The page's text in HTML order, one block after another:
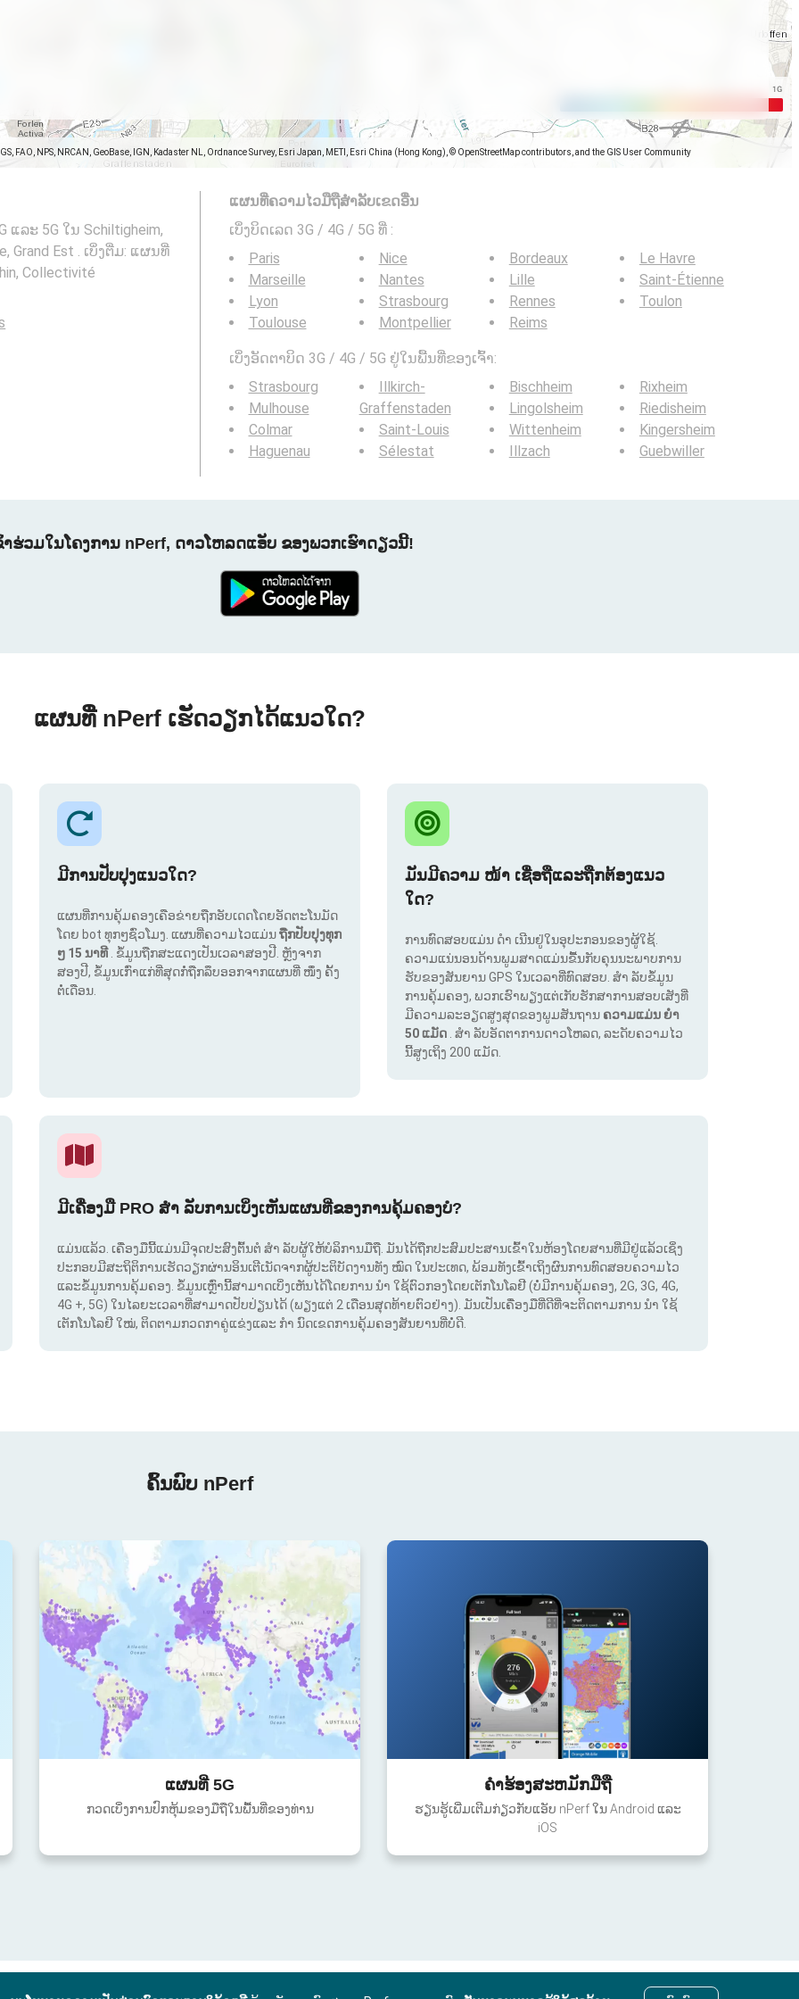
FAO, NPS, NRCAN, GeoBase, IGN, Kadaster NL, Ordnance Survey, Esri Japan, METI, Esri China (Hong Kong), © OpenStreetMap contributors, and the GIS User Community
ລະ 5G ໃນ Schiltigheim,
Grand Est . ເບິ່ງຕື່ມ: ແຜນທີ່
Collectivité
ແຜນທີ່ຄວາມໄວມືຖືສໍາລັບເຂດອື່ນ
ເບິ່ງບິດເລດ 3G / 4G / 5G ທີ່ :
Paris
Marseille
Lyon
Toulouse
Nice
Nantes
Strasbourg
Montpellier
Bordeaux
Lille
Rennes
Reims
Le Havre
Saint-Étienne
Toulon
ເບິ່ງອັດຕາບິດ 3G / 4G / 5G ຢູ່ໃນພື້ນທີ່ຂອງເຈົ້າ:
Strasbourg
Mulhouse
Colmar
Haguenau
Illkirch-
Graffenstaden
Saint-Louis
Sélestat
Bischheim
Lingolsheim
Wittenheim
Illzach
Rixheim
Riedisheim
Kingersheim
Guebwiller
າຮ່ວມໃນໂຄງການ nPerf, ດາວໂຫລດແອັບ ຂອງພວກເຮົາດຽວນີ້!
ແຜນທີ່ nPerf ເຮັດວຽກໄດ້ແນວໃດ?
ມີການປັບປຸງແນວໃດ?
ແຜນທີ່ການຄຸ້ມຄອງເຄືອຂ່າຍຖືກອັບເດດໂດຍອັດຕະໂນມັດ
ໂດຍ bot ທຸກໆຊົ່ວໂມງ. ແຜນທີ່ຄວາມໄວແມ່ນຖືກປັບປຸງທຸກ
ໆ 15 ນາທີ . ຂໍ້ມູນຖືກສະແດງເປັນເວລາສອງປີ. ຫຼັງຈາກ
ສອງປີ, ຂໍ້ມູນເກົ່າແກ່ທີ່ສຸດກໍ່ຖືກລຶບອອກຈາກແຜນທີ່ ໜຶ່ງ ຄັ້ງ
ຕໍ່ເດືອນ.
ມັນມີຄວາມ ໜ້າ ເຊື່ອຖືແລະຖືກຕ້ອງແນວ
ໃດ?
ການທົດສອບແມ່ນ ດຳ ເນີນຢູ່ໃນອຸປະກອນຂອງຜູ້ໃຊ້.
ຄວາມແນ່ນອນດ້ານພູມສາດແມ່ນຂື້ນກັບຄຸນນະພາບການ
ຮັບຂອງສັນຍານ GPS ໃນເວລາທີ່ທົດສອບ. ສຳ ລັບຂໍ້ມູນ
ການຄຸ້ມຄອງ, ພວກເຮົາພຽງແຕ່ເກັບຮັກສາການສອບເສັງທີ່
ມີຄວາມລະອຽດສູງສຸດຂອງພູມສັນຖານ ຄວາມແມ່ນ ຍຳ
50 ແມັດ . ສຳ ລັບອັດຕາການດາວໂຫລດ, ລະດັບຄວາມໄວ
ນີ້ສູງເຖິງ 200 ແມັດ.
ມີເຄື່ອງມື PRO ສຳ ລັບການເບິ່ງເຫັນແຜນທີ່ຂອງການຄຸ້ມຄອງບໍ?
ແມ່ນແລ້ວ. ເຄື່ອງມືນີ້ແມ່ນມີຈຸດປະສົງຕົ້ນຕໍ ສຳ ລັບຜູ້ໃຫ້ບໍລິການມືຖື. ມັນໄດ້ຖືກປະສົມປະສານເຂົ້າໃນຫ້ອງໂດຍສານທີ່ມີຢູ່ແລ້ວເຊິ່ງ
ປະກອບມີສະຖິຕິການເຮັດວຽກຜ່ານອິນເຕີເນັດຈາກຜູ້ປະຕິບັດງານທັງ ໝົດ ໃນປະເທດ, ພ້ອມທັງເຂົ້າເຖິງຜົນການທົດສອບຄວາມໄວ
ແລະຂໍ້ມູນການຄຸ້ມຄອງ. ຂໍ້ມູນເຫຼົ່ານີ້ສາມາດເບິ່ງເຫັນໄດ້ໂດຍການ ນຳ ໃຊ້ຕົວກອງໂດຍເຕັກໂນໂລຢີ (ບໍ່ມີການຄຸ້ມຄອງ, 2G, 3G, 4G,
4G +, 5G) ໃນໄລຍະເວລາທີ່ສາມາດປັບປ່ຽນໄດ້ (ພຽງແຕ່ 2 ເດືອນສຸດທ້າຍຕົວຢ່າງ). ມັນເປັນເຄື່ອງມືທີ່ດີທີ່ຈະຕິດຕາມການ ນຳ ໃຊ້
ເຕັກໂນໂລຢີ ໃໝ່, ຕິດຕາມກວດກາຄູ່ແຂ່ງແລະ ກຳ ນົດເຂດການຄຸ້ມຄອງສັນຍານທີ່ບໍ່ດີ.
ຄົ້ນພົບ nPerf
ແຜນທີ່ 5G
ກວດເບິ່ງການປົກຫຸ້ມຂອງມືຖືໃນພື້ນທີ່ຂອງທ່ານ
ຄໍາຮ້ອງສະຫມັກມືຖື
ຮຽນຮູ້ເພີ່ມເຕີມກ່ຽວກັບແອັບ nPerf ໃນ Android ແລະ
iOS